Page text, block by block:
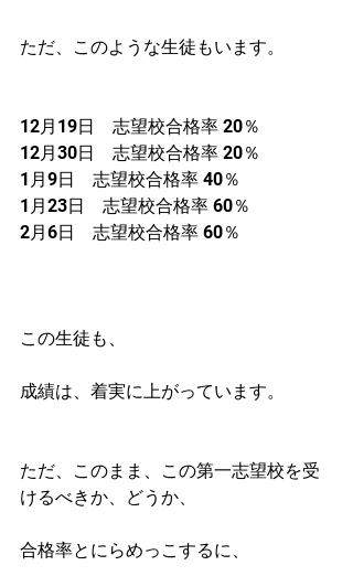
ただ、このような生徒もいます。
12月19日　志望校合格率 20％
12月30日　志望校合格率 20％
1月9日　志望校合格率 40％
1月23日　志望校合格率 60％
2月6日　志望校合格率 60％
この生徒も、
成績は、着実に上がっています。
ただ、このまま、この第一志望校を受
けるべきか、どうか、
合格率とにらめっこするに、